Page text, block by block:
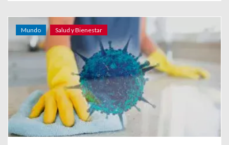
Mundo Salud y Bienestar